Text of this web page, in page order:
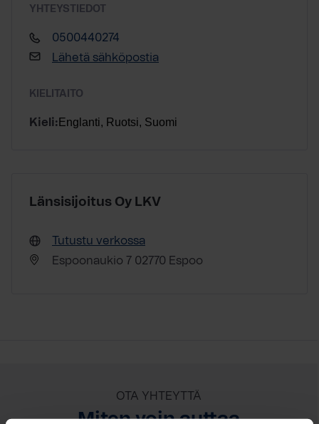
YHTEYSTIEDOT
0500440274
Lähetä sähköpostia
KIELITAITO
Kieli: Englanti, Ruotsi, Suomi
Länsisijoitus Oy LKV
Tutustu verkossa
Espoonaukio 7 02770 Espoo
OTA YHTEYTTÄ
Miten voin auttaa